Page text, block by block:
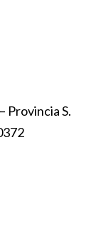
Provincia S.